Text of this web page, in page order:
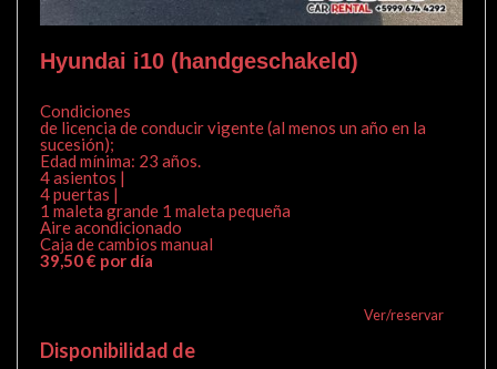
Hyundai i10 (handgeschakeld)
Condiciones
de licencia de conducir vigente (al menos un año en la
sucesión);
Edad mínima: 23 años.
4 asientos |
4 puertas |
1 maleta grande 1 maleta pequeña
Aire acondicionado
Caja de cambios manual
39,50 € por día
Ver/reservar
Disponibilidad de